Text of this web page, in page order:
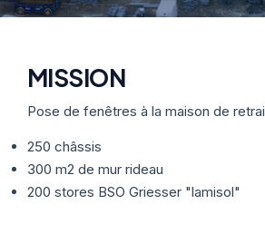
Expertise Bris De Glace
Thermographie
Capacité De Levage
Nos Formules
RÉFÉRENCES
MISSION
Pose de fenêtres à la maison de
250 châssis
300 m2 de mur rideau
200 stores BSO Griesser "lamisol"